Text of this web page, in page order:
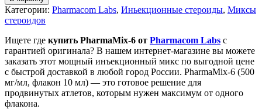
Категории: Pharmacom Labs, Иньекционные стероиды, Миксы
стероидов
Ищете где купить PharmaMix-6 от Pharmacom Labs с
гарантией оригинала? В нашем интернет-магазине вы можете
заказать этот мощный инъекционный микс по выгодной цене
с быстрой доставкой в любой город России. PharmaMix-6 (500
мг/мл, флакон 10 мл) — это готовое решение для
продвинутых атлетов, которым нужен максимум от одного
флакона.